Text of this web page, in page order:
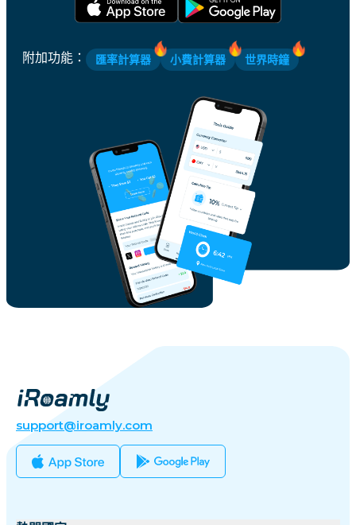
附加功能 ： 匯率計算器 小費計算器 世界時鐘
support@iroamly.com